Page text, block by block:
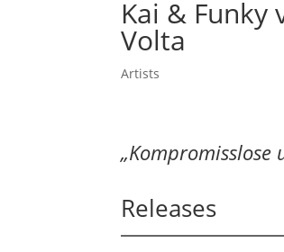
Kai & Funky
Volta
Artists
„Kompromisslose
Releases